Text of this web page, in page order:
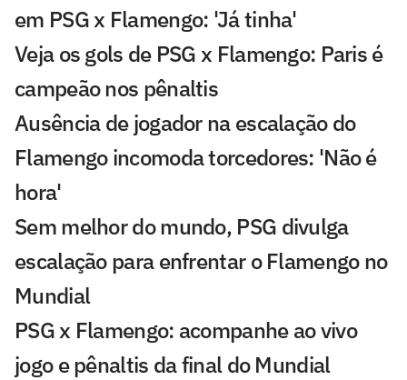
em PSG x Flamengo: 'Já tinha'
Veja os gols de PSG x Flamengo: Paris é
campeão nos pênaltis
Ausência de jogador na escalação do
Flamengo incomoda torcedores: 'Não é
hora'
Sem melhor do mundo, PSG divulga
escalação para enfrentar o Flamengo no
Mundial
PSG x Flamengo: acompanhe ao vivo
jogo e pênaltis da final do Mundial